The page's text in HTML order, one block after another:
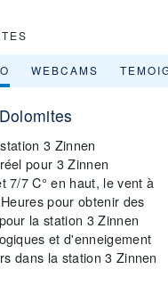
WEBCAMS
3 Zinnen
pour 3 Zinnen
7/7 C° en haut, le vent à
pour obtenir des
la station 3 Zinnen
et d'enneigement
dans la station 3 Zinnen